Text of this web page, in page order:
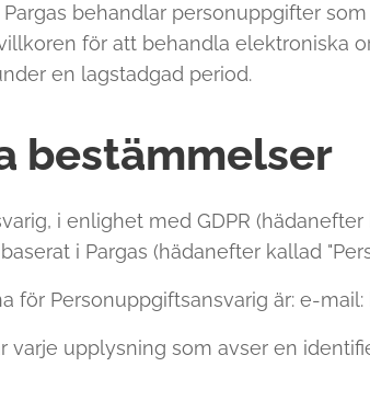
Pargas behandlar personuppgifter
för att behandla elektroniska
en lagstadgad period.
bestämmelser
i enlighet med GDPR
i Pargas (hädanefter kallad
för Personuppgiftsansvarig är: e-mail:
varje upplysning som avser en